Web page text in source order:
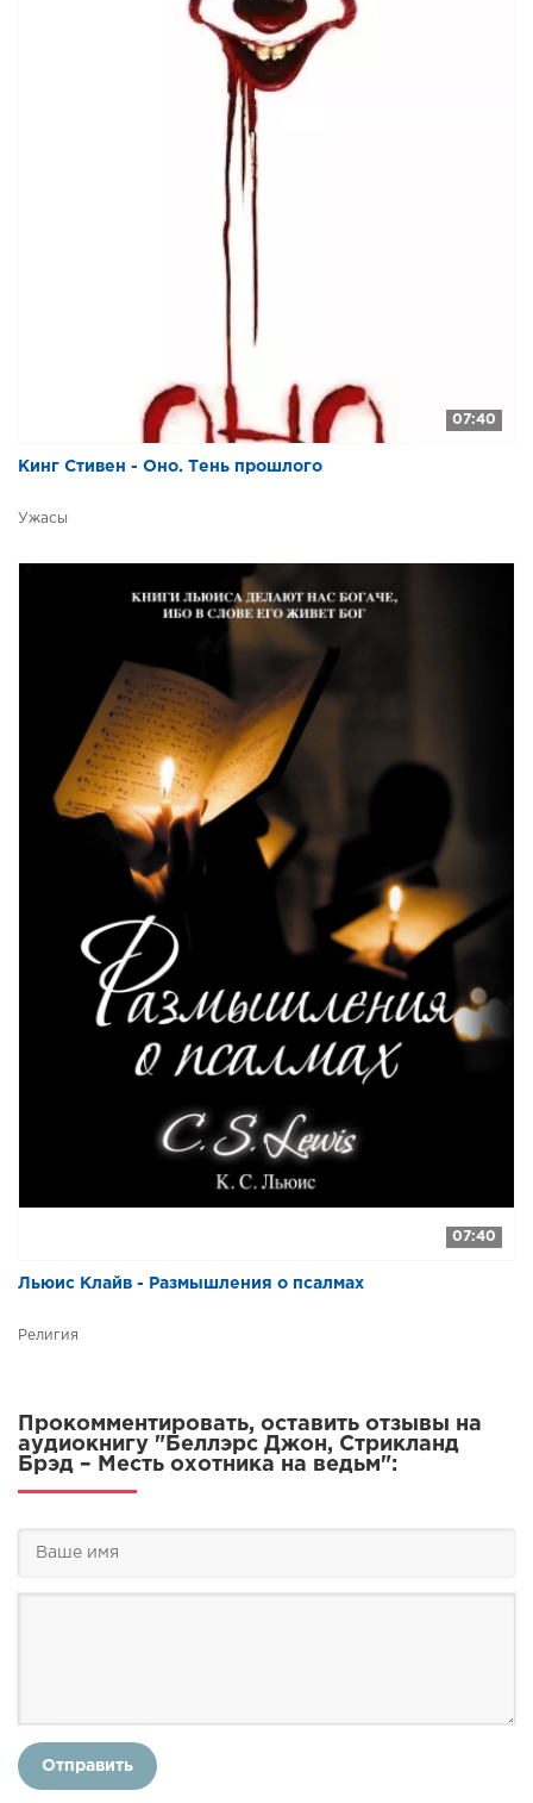
07:40
Кинг Стивен - Оно. Тень прошлого
Ужасы
07:40
Льюис Клайв - Размышления о псалмах
Религия
Прокомментировать, оставить отзывы на
аудиокнигу "Беллэрс Джон, Стрикланд
Брэд – Месть охотника на ведьм":
Отправить